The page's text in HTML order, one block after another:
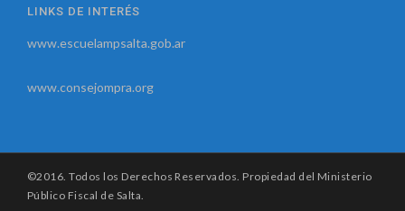
LINKS DE INTERÉS
www.escuelampsalta.gob.ar
www.consejompra.org
©2016. Todos los Derechos Reservados. Propiedad del Ministerio
Público Fiscal de Salta.